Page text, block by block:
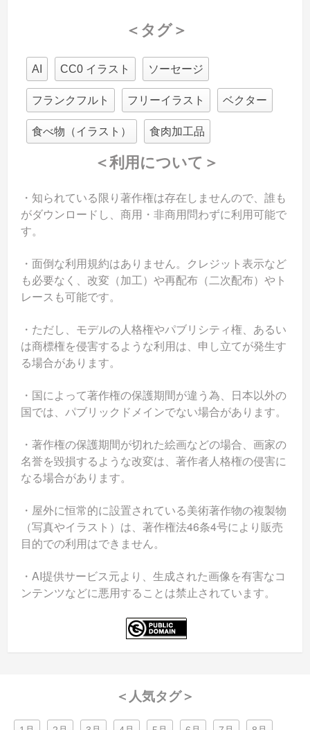
＜タグ＞
AI CC0 イラスト ソーセージ
フランクフルト フリーイラスト ベクター
食べ物（イラスト） 食肉加工品
＜利用について＞
・知られている限り著作権は存在しませんので、誰も
がダウンロードし、商用・非商用問わずに利用可能で
す。
・面倒な利用規約はありません。クレジット表示など
も必要なく、改変（加工）や再配布（二次配布）やト
レースも可能です。
・ただし、モデルの人格権やパブリシティ権、あるい
は商標権を侵害するような利用は、申し立てが発生す
る場合があります。
・国によって著作権の保護期間が違う為、日本以外の
国では、パブリックドメインでない場合があります。
・著作権の保護期間が切れた絵画などの場合、画家の
名誉を毀損するような改変は、著作者人格権の侵害に
なる場合があります。
・屋外に恒常的に設置されている美術著作物の複製物
（写真やイラスト）は、著作権法46条4号により販売
目的での利用はできません。
・AI提供サービス元より、生成された画像を有害なコ
ンテンツなどに悪用することは禁止されています。
＜人気タグ＞